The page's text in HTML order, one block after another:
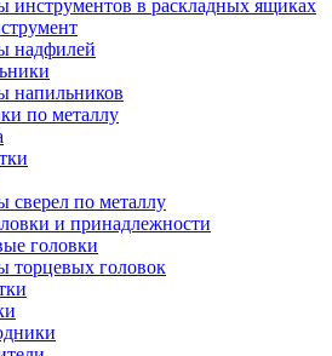
инструментов в раскладных ящиках
надфилей
напильников
по металлу
сверел по металлу
и принадлежности
головки
торцевых головок